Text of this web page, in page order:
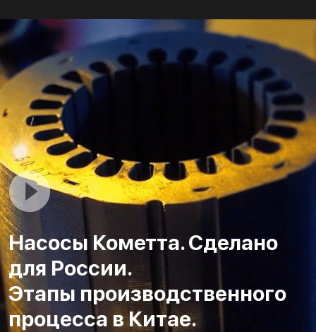
Насосы Кометта. Сделано
для России.
Этапы производственного
процесса в Китае.